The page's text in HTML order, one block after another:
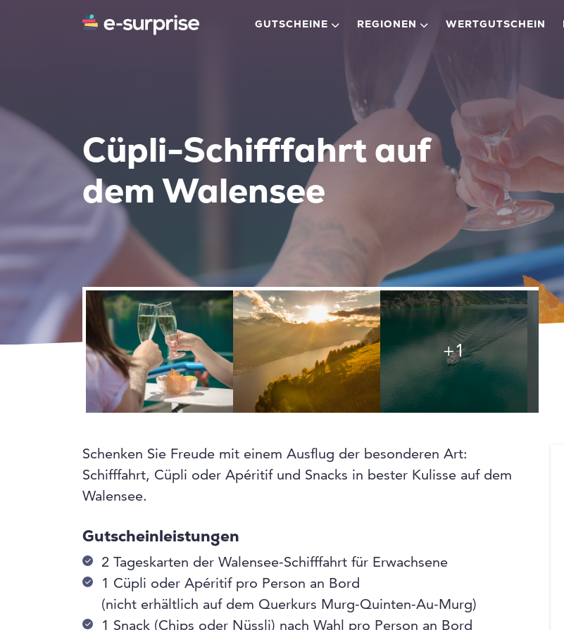
GUTSCHEINE REGIONEN WERTGUTSCHEIN
Cüpli-Schifffahrt auf
dem Walensee
+1
Schenken Sie Freude mit einem Ausflug der besonderen Art:
Schifffahrt, Cüpli oder Apéritif und Snacks in bester Kulisse auf dem
Walensee.
Gutscheinleistungen
2 Tageskarten der Walensee-Schifffahrt für Erwachsene
1 Cüpli oder Apéritif pro Person an Bord
(nicht erhältlich auf dem Querkurs Murg-Quinten-Au-Murg)
1 Snack (Chips oder Nüssli) nach Wahl pro Person an Bord